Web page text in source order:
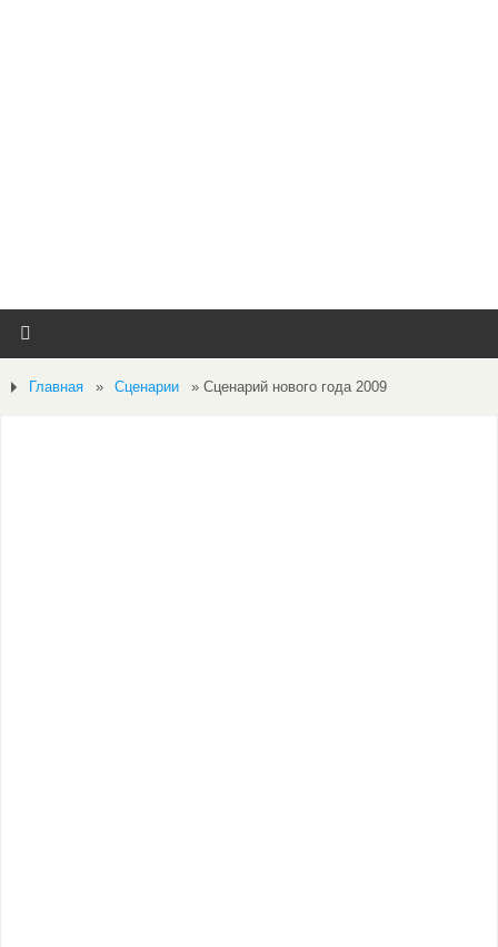
Главная » Сценарии » Сценарий нового года 2009